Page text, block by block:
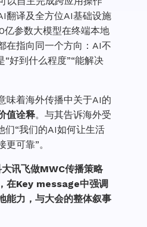
翻译及全方位AI基础设施
参数大模型在终端本地
指向同一个方向：AI不
“好到什么程度”“能解决
味着海外传播中关于AI的
值诠释。与其告诉海外受
们“我们的AI如何让生活
可靠”。
讯飞做MWC传播策略
在Key message中强调
能力，与大会的整体叙事